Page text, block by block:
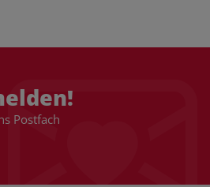
Postfach